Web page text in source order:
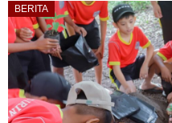
BERITA